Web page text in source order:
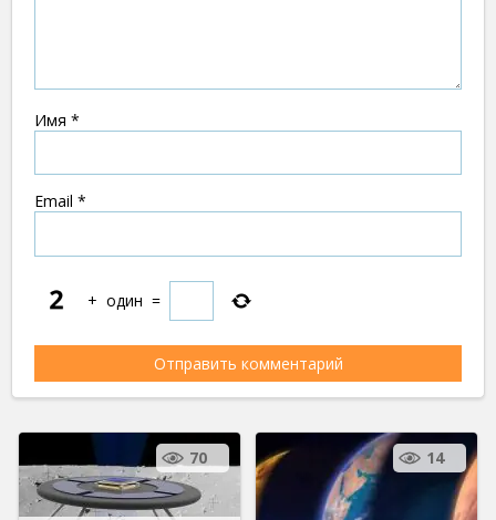
Имя *
Email *
+ один =
70 14